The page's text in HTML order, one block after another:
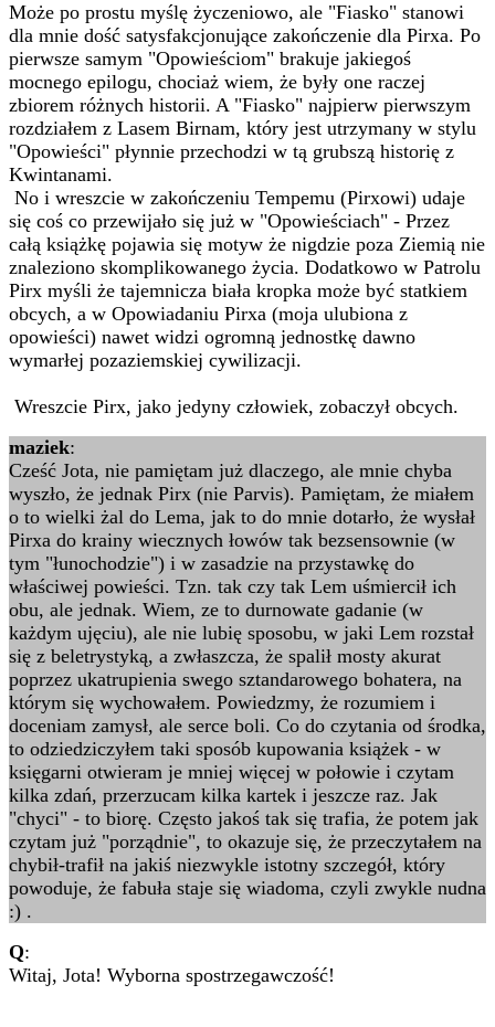
Może po prostu myślę życzeniowo, ale "Fiasko" stanowi
dla mnie dość satysfakcjonujące zakończenie dla Pirxa. Po
pierwsze samym "Opowieściom" brakuje jakiegoś
mocnego epilogu, chociaż wiem, że były one raczej
zbiorem różnych historii. A "Fiasko" najpierw pierwszym
rozdziałem z Lasem Birnam, który jest utrzymany w stylu
"Opowieści" płynnie przechodzi w tą grubszą historię z
Kwintanami.
No i wreszcie w zakończeniu Tempemu (Pirxowi) udaje
się coś co przewijało się już w "Opowieściach" - Przez
całą książkę pojawia się motyw że nigdzie poza Ziemią nie
znaleziono skomplikowanego życia. Dodatkowo w Patrolu
Pirx myśli że tajemnicza biała kropka może być statkiem
obcych, a w Opowiadaniu Pirxa (moja ulubiona z
opowieści) nawet widzi ogromną jednostkę dawno
wymarłej pozaziemskiej cywilizacji.
Wreszcie Pirx, jako jedyny człowiek, zobaczył obcych.
maziek:
Cześć Jota, nie pamiętam już dlaczego, ale mnie chyba
wyszło, że jednak Pirx (nie Parvis). Pamiętam, że miałem
o to wielki żal do Lema, jak to do mnie dotarło, że wysłał
Pirxa do krainy wiecznych łowów tak bezsensownie (w
tym "łunochodzie") i w zasadzie na przystawkę do
właściwej powieści. Tzn. tak czy tak Lem uśmiercił ich
obu, ale jednak. Wiem, ze to durnowate gadanie (w
każdym ujęciu), ale nie lubię sposobu, w jaki Lem rozstał
się z beletrystyką, a zwłaszcza, że spalił mosty akurat
poprzez ukatrupienia swego sztandarowego bohatera, na
którym się wychowałem. Powiedzmy, że rozumiem i
doceniam zamysł, ale serce boli. Co do czytania od środka,
to odziedziczyłem taki sposób kupowania książek - w
księgarni otwieram je mniej więcej w połowie i czytam
kilka zdań, przerzucam kilka kartek i jeszcze raz. Jak
"chyci" - to biorę. Często jakoś tak się trafia, że potem jak
czytam już "porządnie", to okazuje się, że przeczytałem na
chybił-trafił na jakiś niezwykle istotny szczegół, który
powoduje, że fabuła staje się wiadoma, czyli zwykle nudna
:) .
Q:
Witaj, Jota! Wyborna spostrzegawczość!